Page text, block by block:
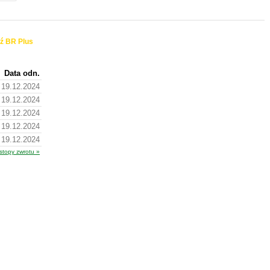
BR Plus
Data odn.
19.12.2024
19.12.2024
19.12.2024
19.12.2024
19.12.2024
zwrotu »